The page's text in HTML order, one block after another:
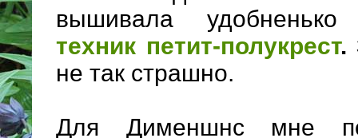
вышивала
техник петит-полукрест.
не так страшно.
Для Дименшнс мне